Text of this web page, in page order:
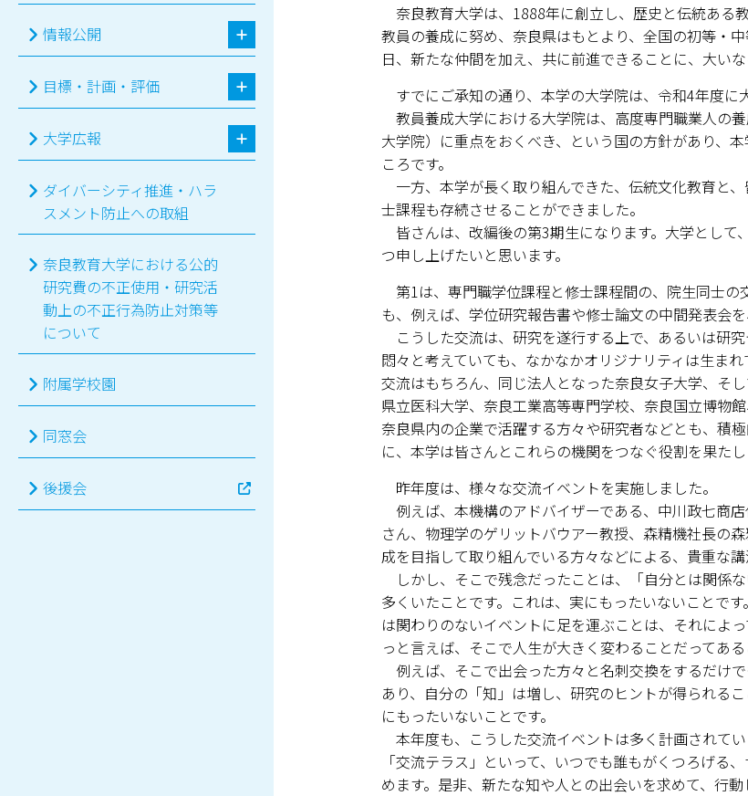
教育資料館
情報センター
Nara ISC/ 国際
こどもの学びと
保健センター
AED設置状況
キャンパスマッ
サイトポリシー
サイトマップ
交通アクセス
同窓会
後援会
教員一覧
情報公開
目標・計画・評価
大学広報
ダイバーシティ推進・ハラ
スメント防止への取組
奈良教育大学における公的
研究費の不正使用・研究活
動上の不正行為防止対策等
について
附属学校園
同窓会
後援会
奈良教育大学は、1888年に創立し、歴史と伝統ある
教員の養成に努め、奈良県はもとより、全国の初等・
日、新たな仲間を加え、共に前進できることに、大いな
すでにご承知の通り、本学の大学院は、令和4年度に
教員養成大学における大学院は、高度専門職業人の
大学院）に重点をおくべき、という国の方針があり、
ころです。
一方、本学が長く取り組んできた、伝統文化教育と
士課程も存続させることができました。
皆さんは、改編後の第3期生になります。大学として
つ申し上げたいと思います。
第1は、専門職学位課程と修士課程間の、院生同士の
も、例えば、学位研究報告書や修士論文の中間発表会
こうした交流は、研究を遂行する上で、あるいは研
悶々と考えていても、なかなかオリジナリティは生ま
交流はもちろん、同じ法人となった奈良女子大学、そ
県立医科大学、奈良工業高等専門学校、奈良国立博物
奈良県内の企業で活躍する方々や研究者などとも、積
に、本学は皆さんとこれらの機関をつなぐ役割を果たし
昨年度は、様々な交流イベントを実施しました。
例えば、本機構のアドバイザーである、中川政七商
さん、物理学のゲリットバウアー教授、森精機社長の
成を目指して取り組んでいる方々などによる、貴重な
しかし、そこで残念だったことは、「自分とは関係
多くいたことです。これは、実にもったいないことで
は関わりのないイベントに足を運ぶことは、それによ
っと言えば、そこで人生が大きく変わることだってある
例えば、そこで出会った方々と名刺交換をするだけ
あり、自分の「知」は増し、研究のヒントが得られる
にもったいないことです。
本年度も、こうした交流イベントは多く計画されて
「交流テラス」といって、いつでも誰もがくつろげる
めます。是非、新たな知や人との出会いを求めて、行動